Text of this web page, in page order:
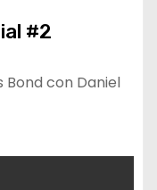
#2
con Daniel